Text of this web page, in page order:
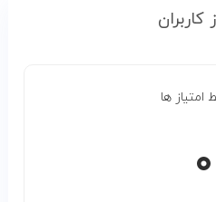
ها
۰